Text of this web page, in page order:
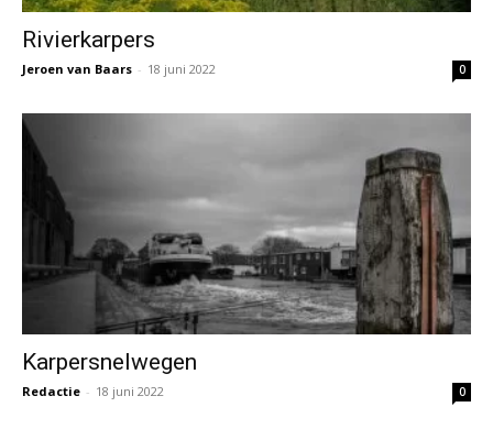
Rivierkarpers
Jeroen van Baars - 18 juni 2022 0
Karpersnelwegen
Redactie - 18 juni 2022 0